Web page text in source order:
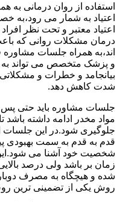
استفاده از روان درمانی
اعتیاد به شمار می رود،به
اعتیاد معتبر و تحت نظر
درمان مشکلات روانی که
اند،به همراه جلسات
و پزشک متخصص می تواند به
بیانجامد و خطرات و مشکلاتی
شدت کاهش دهد.
جلسات مشاوره باید حتی
مواد مخدر ادامه داشته
جلوگیری شود.در این جلسات
قدم به قدم به سمت بهبودی
شخصیت خود آشنا می
زمان بر باشد ولی درصد
شده و هیچگاه به مصرف
روش یکی از تضمینی ترین